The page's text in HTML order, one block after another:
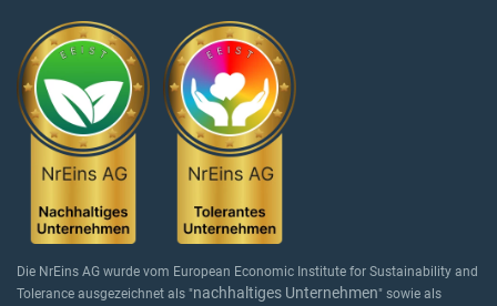
Die NrEins AG wurde vom European Economic Institute for Sustainability and
Tolerance ausgezeichnet als "nachhaltiges Unternehmen" sowie als